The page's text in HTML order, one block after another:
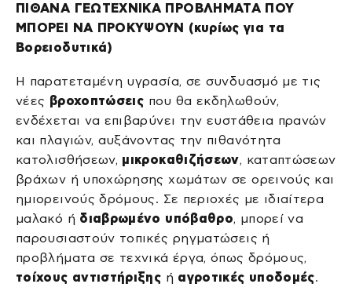
ΠΙΘΑΝΑ ΓΕΩΤΕΧΝΙΚΑ ΠΡΟΒΛΗΜΑΤΑ ΠΟΥ
ΜΠΟΡΕΙ ΝΑ ΠΡΟΚΥΨΟΥΝ (κυρίως για τα
Βορειοδυτικά)
Η παρατεταμένη υγρασία, σε συνδυασμό με τις
νέες βροχοπτώσεις που θα εκδηλωθούν,
ενδέχεται να επιβαρύνει την ευστάθεια πρανών
και πλαγιών, αυξάνοντας την πιθανότητα
κατολισθήσεων, μικροκαθιζήσεων, καταπτώσεων
βράχων ή υποχώρησης χωμάτων σε ορεινούς και
ημιορεινούς δρόμους. Σε περιοχές με ιδιαίτερα
μαλακό ή διαβρωμένο υπόβαθρο, μπορεί να
παρουσιαστούν τοπικές ρηγματώσεις ή
προβλήματα σε τεχνικά έργα, όπως δρόμους,
τοίχους αντιστήριξης ή αγροτικές υποδομές.